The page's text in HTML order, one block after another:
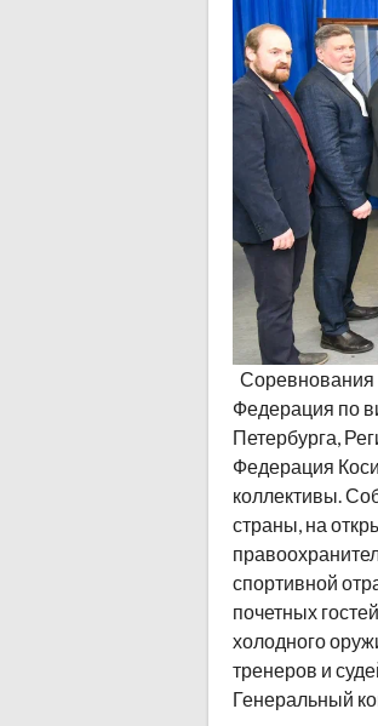
Соревнования
Федерация по
Петербурга,
Федерация
коллективы.
страны, на
спортивной
почетных
холодного
тренеров и
Генеральный